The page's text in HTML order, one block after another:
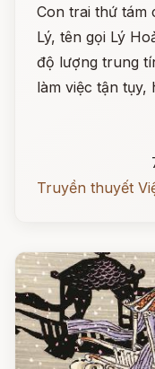
Con trai thứ tám
Lý, tên gọi Lý
độ lượng trung
làm việc tận tụy,
Truyền thuyết